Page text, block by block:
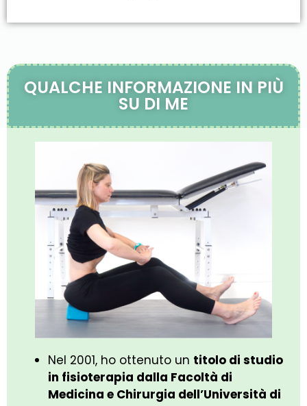
QUALCHE INFORMAZIONE IN PIÙ
SU DI ME
Nel 2001, ho ottenuto un titolo di studio
in fisioterapia dalla Facoltà di
Medicina e Chirurgia dell’Università di